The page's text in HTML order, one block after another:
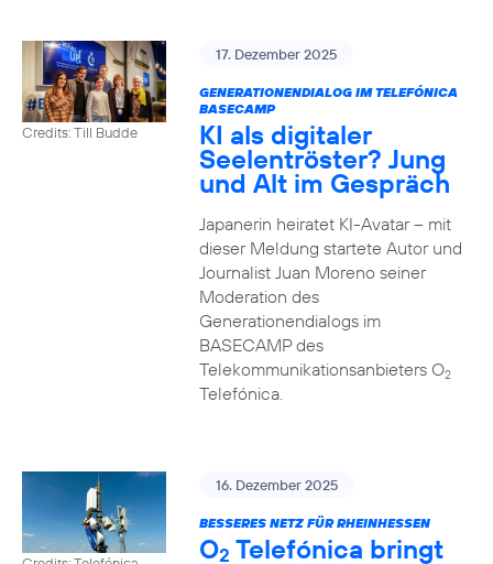
Credits: Till Budde
17. Dezember 2025
GENERATIONENDIALOG IM TELEFÓNICA
BASECAMP
KI als digitaler
Seelentröster? Jung
und Alt im Gespräch
Japanerin heiratet KI-Avatar – mit
dieser Meldung startete Autor und
Journalist Juan Moreno seiner
Moderation des
Generationendialogs im
BASECAMP des
Telekommunikationsanbieters O2
Telefónica.
16. Dezember 2025
BESSERES NETZ FÜR RHEINHESSEN
O2 Telefónica bringt